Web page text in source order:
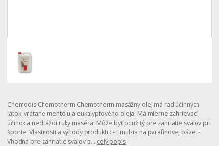
Chemodis Chemotherm Chemotherm masážny olej má rad účinných
látok, vrátane mentolu a eukalyptového oleja. Má mierne zahrievací
účinok a nedráždi ruky maséra. Môže byť použitý pre zahriatie svalov pri
športe. Vlastnosti a výhody produktu: - Emulzia na parafínovej báze. -
Vhodná pre zahriatie svalov p... celý popis